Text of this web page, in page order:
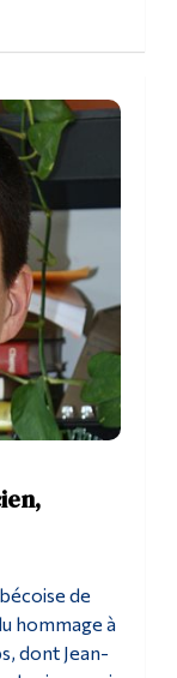
de
hommage à
dont Jean-